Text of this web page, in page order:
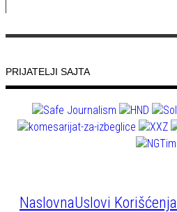
PRIJATELJI SAJTA
NaslovnaUslovi Korišćenja